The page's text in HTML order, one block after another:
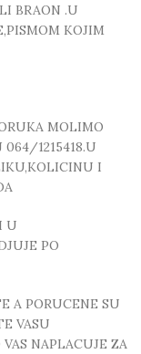
BRAON .U
KOJIM
MOLIMO
064/1215418.U
I
U
PO
A PORUCENE SU
VASU
NAPLACUJE ZA